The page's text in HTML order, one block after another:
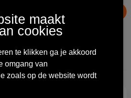
filteropties
maakt
cookies
te klikken ga je akkoord
omgang van
zoals op de website wordt